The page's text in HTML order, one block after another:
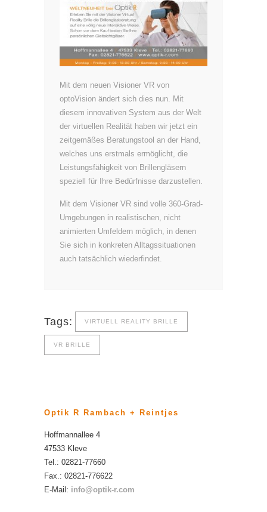
Mit dem neuen Visioner VR von
optoVision ändert sich dies nun. Mit
diesem innovativen System aus der Welt
der virtuellen Realität haben wir jetzt ein
zeitgemäßes Beratungstool an der Hand,
welches uns erstmals ermöglicht, die
Leistungsfähigkeit von Brillengläsern
speziell für Ihre Bedürfnisse darzustellen.
Mit dem Visioner VR sind volle 360-Grad-
Umgebungen in realistischen, nicht
animierten Umfeldern möglich, in denen
Sie sich in konkreten Alltagssituationen
auch tatsächlich wiederfindet.
Tags: VIRTUELL REALITY BRILLE
VR BRILLE
Optik R Rambach + Reintjes
Hoffmannallee 4
47533 Kleve
Tel.: 02821-77660
Fax.: 02821-776622
E-Mail: info@optik-r.com